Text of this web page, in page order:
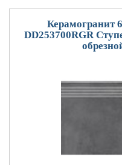
Керамогранит
DD253700RGR